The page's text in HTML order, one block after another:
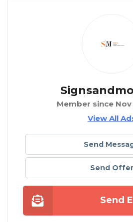
Member since Nov
View All
Send
Send Offer
Send